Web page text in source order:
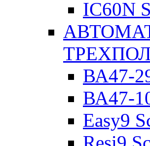
IC60N
ВА47-
ВА47-
Easy9